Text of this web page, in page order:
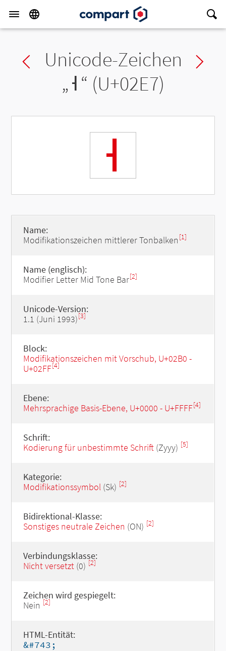
Previous char
Unicode-Zeichen
„˧ “ (U+02E7)
˧
Name:
Modifikationszeichen mittlerer Tonbalken [1]
Name (englisch):
Modifier Letter Mid Tone Bar[2]
Unicode-Version:
1.1 (Juni 1993)[3]
Block:
Modifikationszeichen mit Vorschub, U+02B0 -
U+02FF[4]
Ebene:
Mehrsprachige Basis-Ebene, U+0000 - U+FFFF[4]
Schrift:
Kodierung für unbestimmte Schrift(Zyyy) [5]
Kategorie:
Modifikationssymbol(Sk) [2]
Bidirektional-Klasse:
Sonstiges neutrale Zeichen (ON) [2]
Verbindungsklasse:
Nicht versetzt(0) [2]
Zeichen wird gespiegelt:
Nein [2]
HTML-Entität:
&#743;